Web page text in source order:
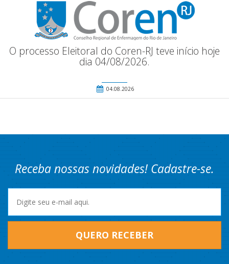
O processo Eleitoral do Coren-RJ teve início hoje
dia 04/08/2026.
04.08.2026
Receba nossas novidades! Cadastre-se.
QUERO RECEBER